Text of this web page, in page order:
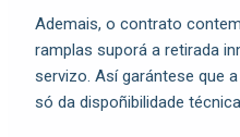
Ademais, o contrato
ramplas suporá a retirada
servizo. Así garántese que
só da dispoñibilidade